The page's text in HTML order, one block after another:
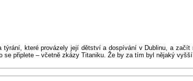
týrání, které provázely její dětství a dospívání v Dublinu, a
se připlete – včetně zkázy Titaniku. Že by za tím byl nějaký